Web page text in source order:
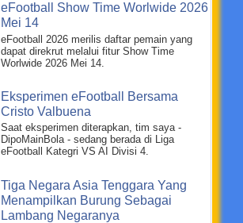
eFootball Show Time Worlwide 2026
Mei 14
eFootball 2026 merilis daftar pemain yang
dapat direkrut melalui fitur Show Time
Worlwide 2026 Mei 14.
Eksperimen eFootball Bersama
Cristo Valbuena
Saat eksperimen diterapkan, tim saya -
DipoMainBola - sedang berada di Liga
eFootball Kategri VS AI Divisi 4.
Tiga Negara Asia Tenggara Yang
Menampilkan Burung Sebagai
Lambang Negaranya